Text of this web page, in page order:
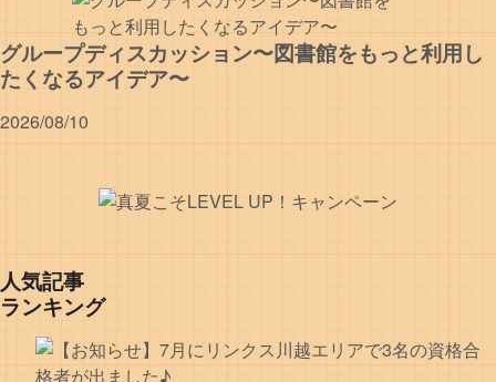
グループディスカッション〜図書館をもっと利用し
たくなるアイデア〜
2026/08/10
人気記事
ランキング